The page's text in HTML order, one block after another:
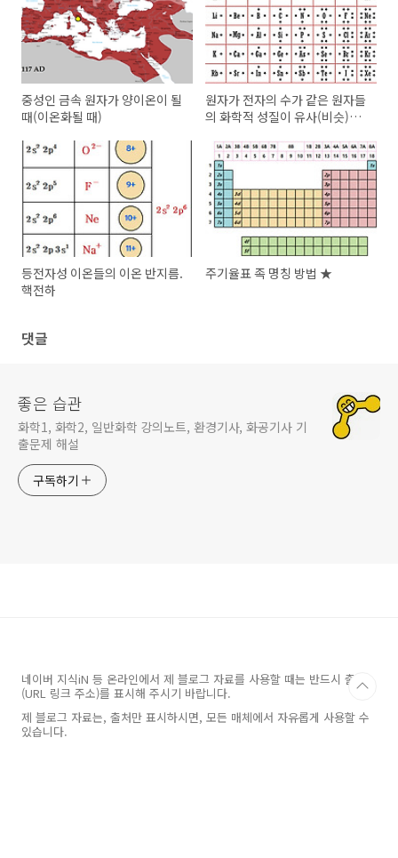
중성인 금속 원자가 양이온이 될
때(이온화될 때)
원자가 전자의 수가 같은 원자들
의 화학적 성질이 유사(비슷)한
등전자성 이온들의 이온 반지름.
핵전하
주기율표 족 명칭 방법 ★
댓글
좋은 습관
화학1, 화학2, 일반화학 강의노트, 환경기사, 화공기사 기
출문제 해설
구독하기
네이버 지식iN 등 온라인에서 제 블로그 자료를 사용할 때는 반드시 출처
(URL 링크 주소)를 표시해 주시기 바랍니다.
제 블로그 자료는, 출처만 표시하시면, 모든 매체에서 자유롭게 사용할 수
있습니다.